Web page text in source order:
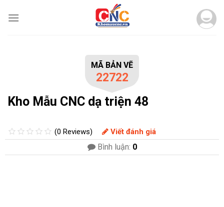
MÃ BẢN VẼ
22722
Kho Mẫu CNC dạ triện 48
(0 Reviews) Viết đánh giá
Bình luận: 0